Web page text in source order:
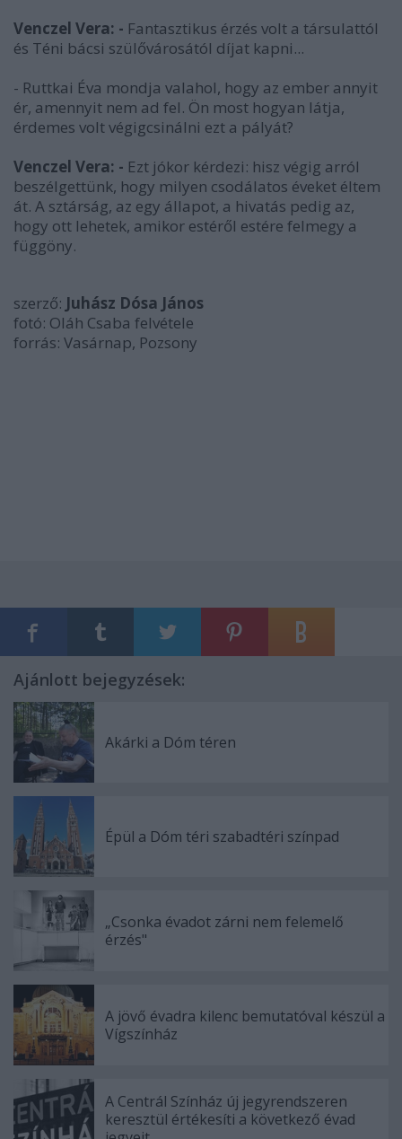
Venczel Vera: - Fantasztikus érzés volt a társulattól
és Téni bácsi szülővárosától díjat kapni...
- Ruttkai Éva mondja valahol, hogy az ember annyit
ér, amennyit nem ad fel. Ön most hogyan látja,
érdemes volt végigcsinálni ezt a pályát?
Venczel Vera: - Ezt jókor kérdezi: hisz végig arról
beszélgettünk, hogy milyen csodálatos éveket éltem
át. A sztárság, az egy állapot, a hivatás pedig az,
hogy ott lehetek, amikor estéről estére felmegy a
függöny.
szerző: Juhász Dósa János
fotó: Oláh Csaba felvétele
forrás: Vasárnap, Pozsony
Ajánlott bejegyzések:
Akárki a Dóm téren
Épül a Dóm téri szabadtéri színpad
„Csonka évadot zárni nem felemelő
érzés"
A jövő évadra kilenc bemutatóval készül a
Vígszínház
A Centrál Színház új jegyrendszeren
keresztül értékesíti a következő évad